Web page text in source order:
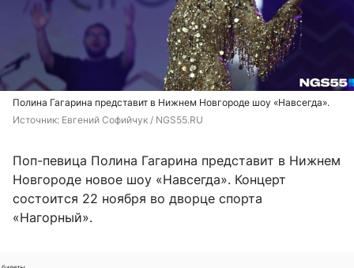
Полина Гагарина представит в Нижнем Новгороде шоу «Навсегда».
Источник: Евгений Софийчук / NGS55.RU
Поп-певица Полина Гагарина представит в Нижнем
Новгороде новое шоу «Навсегда». Концерт
состоится 22 ноября во дворце спорта
«Нагорный».